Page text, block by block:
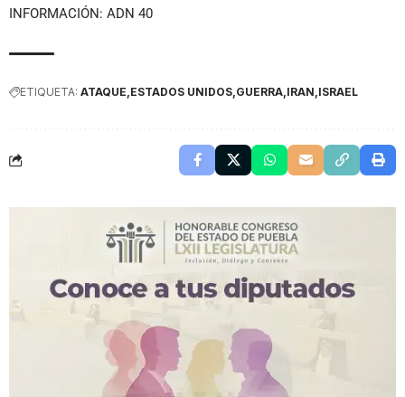
INFORMACIÓN: ADN 40
ETIQUETA: ATAQUE ESTADOS UNIDOS GUERRA IRAN ISRAEL